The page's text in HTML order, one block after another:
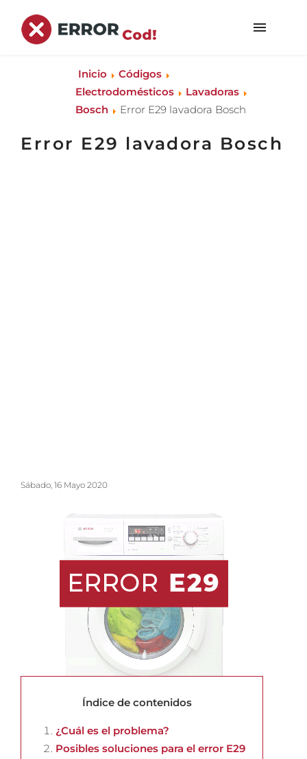
Inicio
Códigos
Electrodomésticos
Lavadoras
Bosch
Error E29 lavadora Bosch
Error E29 lavadora Bosch
Sábado, 16 Mayo 2020
Índice de contenidos
¿Cuál es el problema?
Posibles soluciones para el error E29